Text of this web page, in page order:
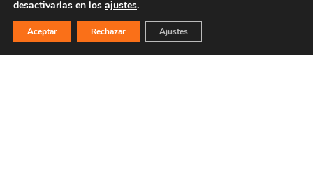
PULSA PARA MÁS INFORMACIÓN
desactivarlas en los ajustes.
Aceptar Rechazar Ajustes